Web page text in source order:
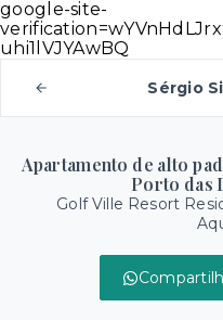
google-site-
uhi1lVJYAwBQ
Sérgio
Apartamento de alto
Porto das
Golf Ville Resort